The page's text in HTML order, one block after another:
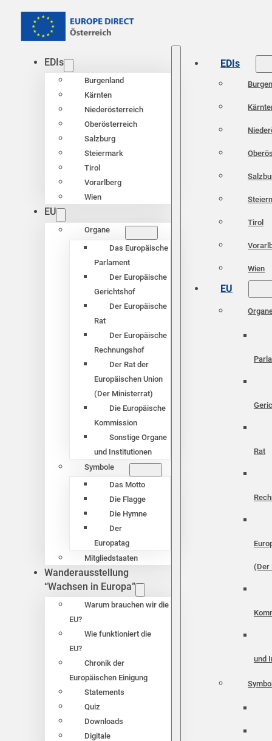
EDIs
Burgenland
Kärnten
Niederösterreich
Oberösterreich
Salzburg
Steiermark
Tirol
Vorarlberg
Wien
EU
Organe
Das Europäische
Parlament
Der Europäische
Gerichtshof
Der Europäische
Rat
Der Europäische
Rechnungshof
Der Rat der
Europäischen Union
(Der Ministerrat)
Die Europäische
Kommission
Sonstige Organe
und Institutionen
Symbole
Das Motto
Die Flagge
Die Hymne
Der
Europatag
Mitgliedstaaten
Wanderausstellung
“Wachsen in Europa”
Warum brauchen wir die
EU?
Wie funktioniert die
EU?
Chronik der
Europäischen Einigung
Statements
Quiz
Downloads
Digitale
EDIs
Tirol
Wien
EU
Rat
(Der
und